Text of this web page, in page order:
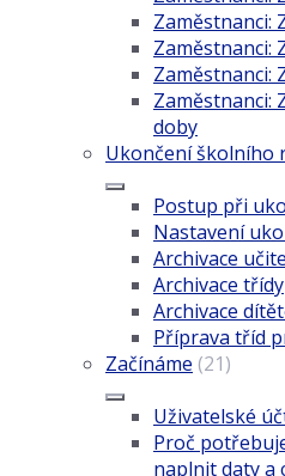
Zaměstnanci:
Zaměstnanci:
Zaměstnanci:
Zaměstnanci:
doby
Ukončení školního
Postup při
Nastavení
Archivace
Archivace třídy
Archivace
Příprava tříd
Začínáme (21)
Uživatelské
Proč
naplnit daty a